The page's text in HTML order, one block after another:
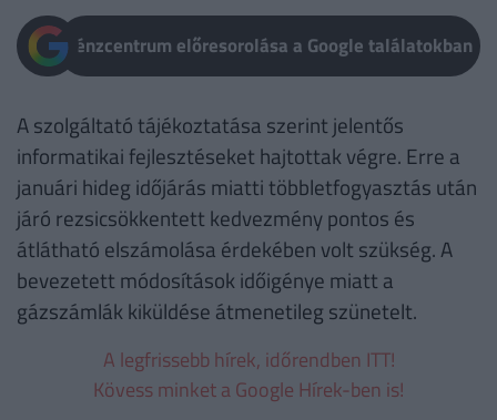
Pénzcentrum előresorolása a Google találatokban
A szolgáltató tájékoztatása szerint jelentős
informatikai fejlesztéseket hajtottak végre. Erre a
januári hideg időjárás miatti többletfogyasztás után
járó rezsicsökkentett kedvezmény pontos és
átlátható elszámolása érdekében volt szükség. A
bevezetett módosítások időigénye miatt a
gázszámlák kiküldése átmenetileg szünetelt.
A legfrissebb hírek, időrendben ITT!
Kövess minket a Google Hírek-ben is!